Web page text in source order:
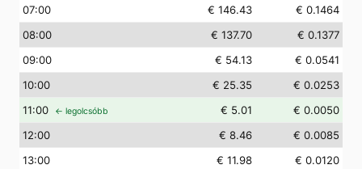
07:00 € 146.43
€ 0.1464
08:00 € 137.70
€ 0.1377
09:00 € 54.13
€ 0.0541
10:00 € 25.35
€ 0.0253
11:00 ← legolcsóbb € 5.01
€ 0.0050
12:00 € 8.46
€ 0.0085
13:00 € 11.98
€ 0.0120